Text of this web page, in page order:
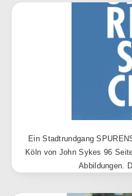
Ein Stadtrundgang
Köln von John Sykes 96
Abbildungen.